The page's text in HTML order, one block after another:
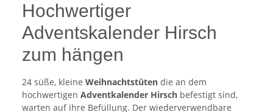
Hochwertiger
Adventskalender Hirsch
zum hängen
24 süße, kleine Weihnachtstüten die an dem
hochwertigen Adventkalender Hirsch befestigt sind,
warten auf ihre Befüllung. Der wiederverwendbare